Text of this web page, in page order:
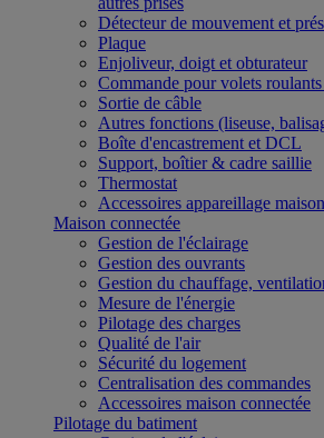
Détecteur de mouvement et
Plaque
Enjoliveur, doigt et obturateur
Commande pour volets roulants
Sortie de câble
Autres fonctions (liseuse,
Boîte d'encastrement et DCL
Support, boîtier & cadre saillie
Thermostat
Accessoires appareillage
Maison connectée
Gestion de l'éclairage
Gestion des ouvrants
Gestion du chauffage,
Mesure de l'énergie
Pilotage des charges
Qualité de l'air
Sécurité du logement
Centralisation des commandes
Accessoires maison connectée
Pilotage du batiment